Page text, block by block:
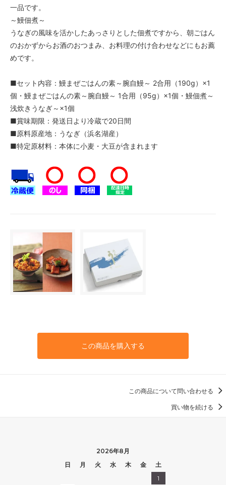
一品です。
～鰻佃煮～
うなぎの風味を活かしたあっさりとした佃煮ですから、朝ごはん
のおかずからお酒のおつまみ、お料理の付け合わせなどにもお薦
めです。
■セット内容：鰻まぜごはんの素～腕自鰻～ 2合用（190g）×1
個・鰻まぜごはんの素～腕自鰻～ 1合用（95g）×1個・鰻佃煮～
浅炊きうなぎ～×1個
■賞味期限：発送日より冷蔵で20日間
■原料原産地：うなぎ（浜名湖産）
■特定原材料：本体に小麦・大豆が含まれます
この商品を購入する
この商品について問い合わせる
買い物を続ける
2026年8月
日
月 火 水 木 金
土
1